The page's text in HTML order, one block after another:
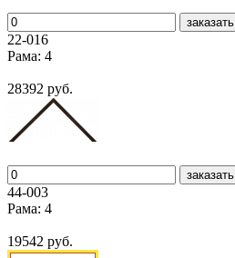
заказать
22-016
Рама: 4
28392 руб.
заказать
44-003
Рама: 4
19542 руб.